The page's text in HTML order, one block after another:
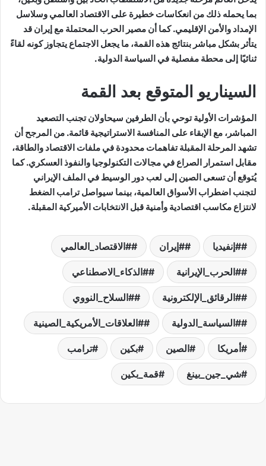
بما يحمله ذلك من انعكاسات خطيرة على الاقتصاد العالمي وسلاسل
الإمداد والأمن الإقليمي. كما أن مصير الحرب المحتملة مع إيران قد
يتأثر بشكل مباشر بنتائج هذه القمة، ما يجعل الاجتماع يتجاوز كونه لقاءً
ثنائيًا إلى محطة مفصلية في السياسة الدولية.
السيناريو المتوقع بعد القمة
المؤشرات الأولية توحي بأن الطرفين سيحاولان تجنب التصعيد
المباشر، مع الإبقاء على المنافسة الاستراتيجية قائمة. من المرجح أن
تشهد المرحلة المقبلة تفاهمات محدودة في ملفات الاقتصاد والطاقة،
مقابل استمرار الصراع في مجالات التكنولوجيا والنفوذ العسكري. كما
يُتوقع أن تسعى الصين إلى لعب دور الوسيط في الملف الإيراني
لتجنب اضطراب الأسواق العالمية، بينما سيواصل ترامب الضغط
لانتزاع مكاسب اقتصادية وأمنية قبل الانتخابات الأميركية المقبلة.
#إنفيديا #إيران #الاقتصاد_العالمي
#الحرب_الإيرانية #الذكاء_الاصطناعي
#الرقائق_الإلكترونية #السلاح_النووي
#السياسة_الدولية #العلاقات_الأمريكية_الصينية
أمريكا الصين بكين ترامب
شي_جين_بينغ قمة_بكين